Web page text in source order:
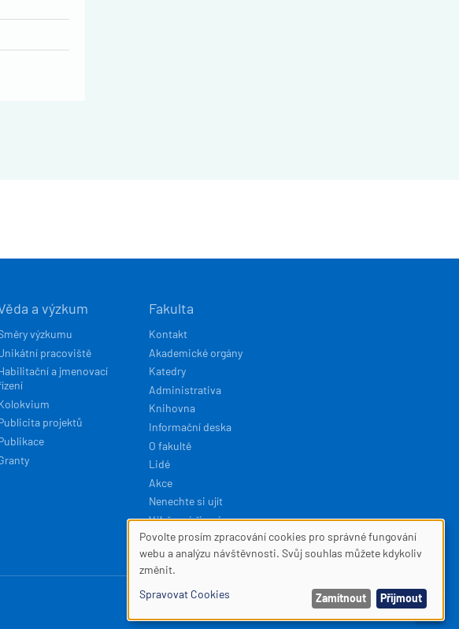
a výzkum
výzkumu
pracoviště
a jmenovací
projektů
Fakulta
Kontakt
Akademické orgány
Katedry
Administrativa
Knihovna
Informační deska
O fakultě
Lidé
Akce
Nenechte si ujít
Výběrová řízení
Developed bySquelle
Zásady ochrany osobních údajů
SOUBORY
COOKIES
Povolte prosím zpracování cookies pro správné fungování
webu a analýzu návštěvnosti. Svůj souhlas můžete kdykoliv
změnit.
Spravovat Cookies
Zamítnout Přijmout